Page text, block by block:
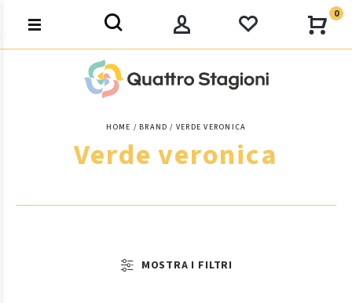
0
HOME BRAND VERDE VERONICA
Verde veronica
MOSTRA I FILTRI